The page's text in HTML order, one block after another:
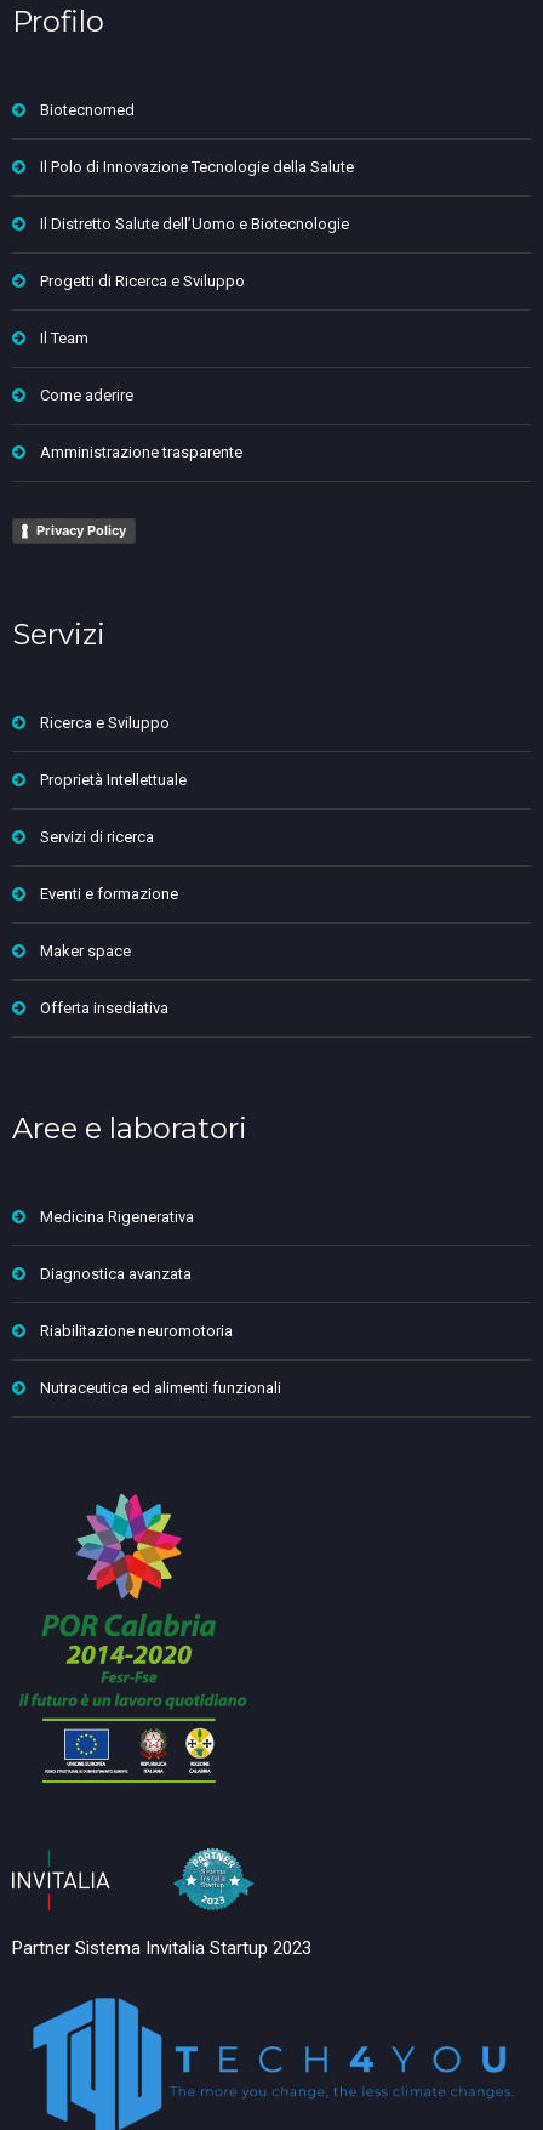
Profilo
Biotecnomed
Il Polo di Innovazione Tecnologie della Salute
Il Distretto Salute dell’Uomo e Biotecnologie
Progetti di Ricerca e Sviluppo
Il Team
Come aderire
Amministrazione trasparente
Privacy Policy
Servizi
Ricerca e Sviluppo
Proprietà Intellettuale
Servizi di ricerca
Eventi e formazione
Maker space
Offerta insediativa
Aree e laboratori
Medicina Rigenerativa
Diagnostica avanzata
Riabilitazione neuromotoria
Nutraceutica ed alimenti funzionali
Partner Sistema Invitalia Startup 2023